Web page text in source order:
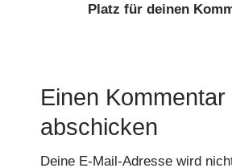
Platz für deinen
Einen Kommentar
abschicken
Deine E-Mail-Adresse wird